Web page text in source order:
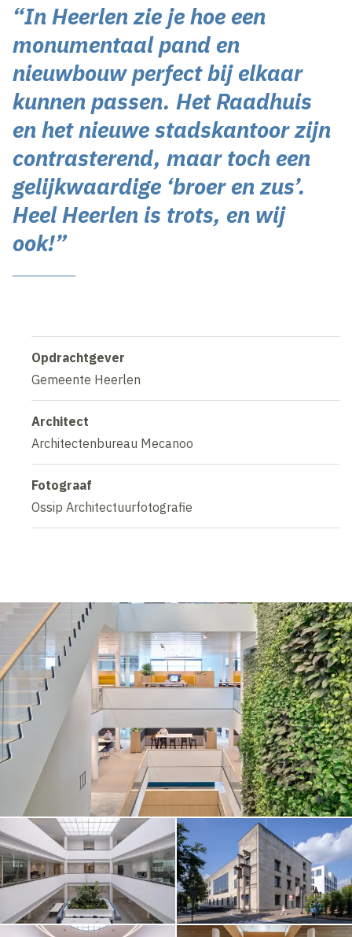
“In Heerlen zie je hoe een
monumentaal pand en
nieuwbouw perfect bij elkaar
kunnen passen. Het Raadhuis
en het nieuwe stadskantoor zijn
contrasterend, maar toch een
gelijkwaardige ‘broer en zus’.
Heel Heerlen is trots, en wij
ook!”
Opdrachtgever
Gemeente Heerlen
Architect
Architectenbureau Mecanoo
Fotograaf
Ossip Architectuurfotografie